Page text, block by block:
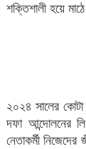
শক্তিশালী হয়ে
​২০২৪ সালের
দফা আন্দোলনের
নেতাকর্মী